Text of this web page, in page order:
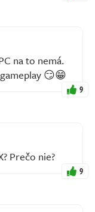
na to nemá.
😏😁
9
Prečo nie?
9